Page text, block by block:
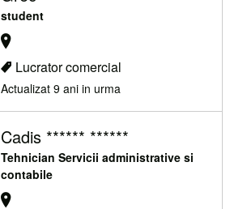
student
Lucrator comercial
Actualizat 9 ani in urma
Cadis ****** ******
Tehnician Servicii administrative si
contabile